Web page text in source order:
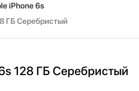
iPhone 6s
ГБ Серебристый
128 ГБ Серебристый